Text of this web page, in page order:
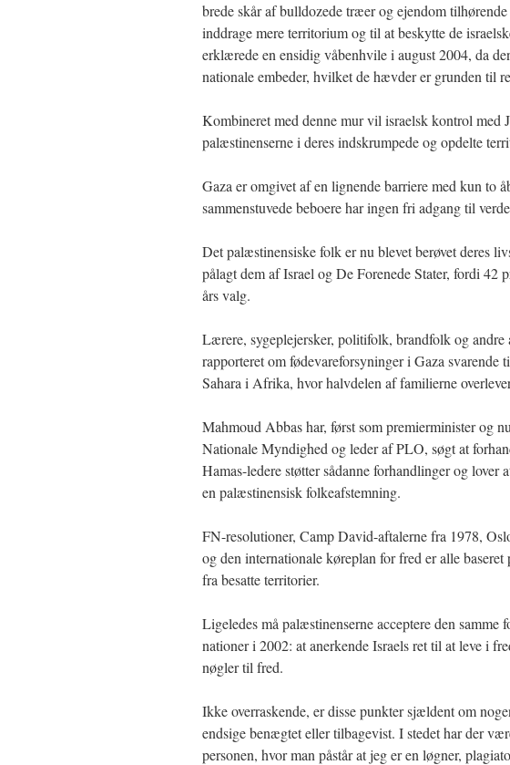
brede skår af bulldozede træer og ejendom
inddrage mere territorium og til at beskytte de
erklærede en ensidig våbenhvile i august 2004, da
nationale embeder, hvilket de hævder er grunden til
Kombineret med denne mur vil israelsk kontrol
palæstinenserne i deres indskrumpede og opdelte
Gaza er omgivet af en lignende barriere med kun to
sammenstuvede beboere har ingen fri adgang til
Det palæstinensiske folk er nu blevet berøvet deres
pålagt dem af Israel og De Forenede Stater, fordi 42
års valg.
Lærere, sygeplejersker, politifolk, brandfolk og
rapporteret om fødevareforsyninger i Gaza
Sahara i Afrika, hvor halvdelen af familierne
Mahmoud Abbas har, først som premierminister og
Nationale Myndighed og leder af PLO, søgt at
Hamas-ledere støtter sådanne forhandlinger og lover
en palæstinensisk folkeafstemning.
FN-resolutioner, Camp David-aftalerne fra 1978,
og den internationale køreplan for fred er alle
fra besatte territorier.
Ligeledes må palæstinenserne acceptere den
nationer i 2002: at anerkende Israels ret til at leve i
nøgler til fred.
Ikke overraskende, er disse punkter sjældent om
endsige benægtet eller tilbagevist. I stedet har der
personen, hvor man påstår at jeg er en løgner,